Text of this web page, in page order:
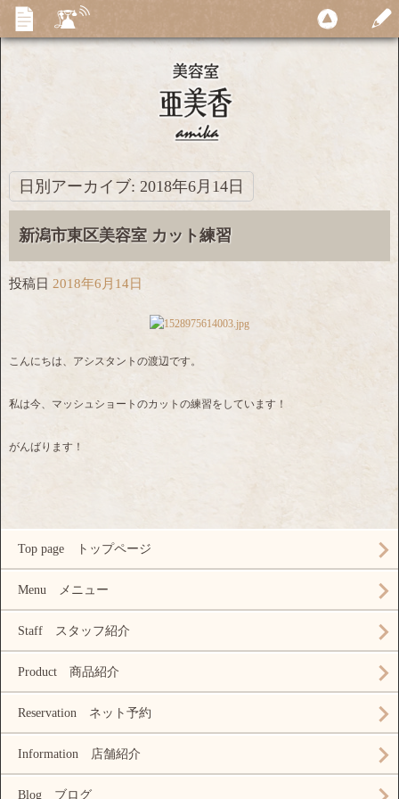
日別アーカイブ: 2018年6月14日
新潟市東区美容室 カット練習
投稿日 2018年6月14日
こんにちは、アシスタントの渡辺です。
私は今、マッシュショートのカットの練習をしています！
がんばります！
Top page トップページ
Menu メニュー
Staff スタッフ紹介
Product 商品紹介
Reservation ネット予約
Information 店舗紹介
Blog ブログ